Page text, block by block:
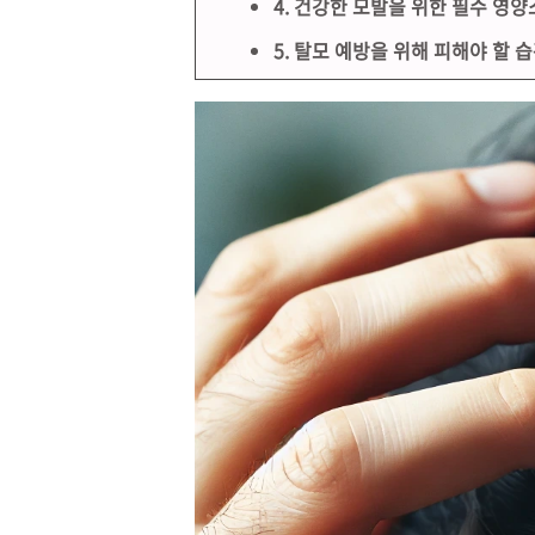
4. 건강한 모발을 위한 필수 영양
5. 탈모 예방을 위해 피해야 할